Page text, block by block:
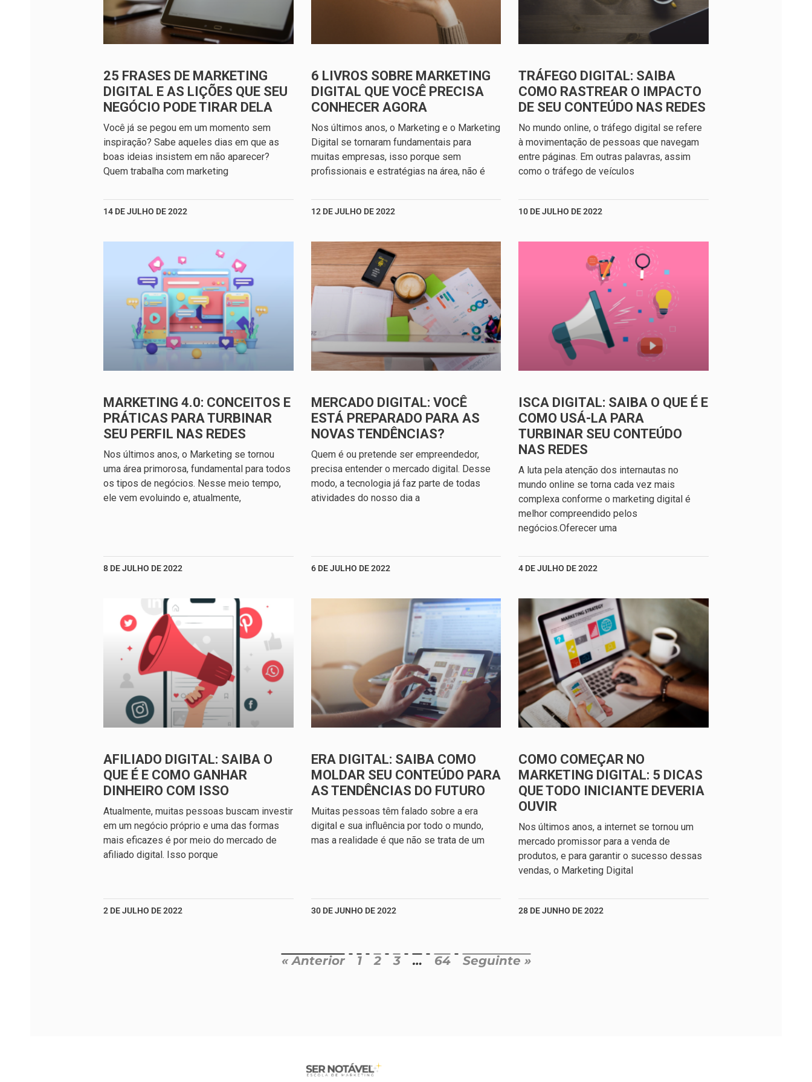
25 FRASES DE MARKETING
DIGITAL E AS LIÇÕES QUE SEU
NEGÓCIO PODE TIRAR DELA
Você já se pegou em um momento sem
inspiração? Sabe aqueles dias em que as
boas ideias insistem em não aparecer?
Quem trabalha com marketing
14 DE JULHO DE 2022
6 LIVROS SOBRE MARKETING
DIGITAL QUE VOCÊ PRECISA
CONHECER AGORA
Nos últimos anos, o Marketing e o Marketing
Digital se tornaram fundamentais para
muitas empresas, isso porque sem
profissionais e estratégias na área, não é
12 DE JULHO DE 2022
TRÁFEGO DIGITAL: SAIBA
COMO RASTREAR O IMPACTO
DE SEU CONTEÚDO NAS REDES
No mundo online, o tráfego digital se refere
à movimentação de pessoas que navegam
entre páginas. Em outras palavras, assim
como o tráfego de veículos
10 DE JULHO DE 2022
MARKETING 4.0: CONCEITOS E
PRÁTICAS PARA TURBINAR
SEU PERFIL NAS REDES
Nos últimos anos, o Marketing se tornou
uma área primorosa, fundamental para todos
os tipos de negócios. Nesse meio tempo,
ele vem evoluindo e, atualmente,
8 DE JULHO DE 2022
MERCADO DIGITAL: VOCÊ
ESTÁ PREPARADO PARA AS
NOVAS TENDÊNCIAS?
Quem é ou pretende ser empreendedor,
precisa entender o mercado digital. Desse
modo, a tecnologia já faz parte de todas
atividades do nosso dia a
6 DE JULHO DE 2022
ISCA DIGITAL: SAIBA O QUE É E
COMO USÁ-LA PARA
TURBINAR SEU CONTEÚDO
NAS REDES
A luta pela atenção dos internautas no
mundo online se torna cada vez mais
complexa conforme o marketing digital é
melhor compreendido pelos
negócios.Oferecer uma
4 DE JULHO DE 2022
AFILIADO DIGITAL: SAIBA O
QUE É E COMO GANHAR
DINHEIRO COM ISSO
Atualmente, muitas pessoas buscam investir
em um negócio próprio e uma das formas
mais eficazes é por meio do mercado de
afiliado digital. Isso porque
2 DE JULHO DE 2022
ERA DIGITAL: SAIBA COMO
MOLDAR SEU CONTEÚDO PARA
AS TENDÊNCIAS DO FUTURO
Muitas pessoas têm falado sobre a era
digital e sua influência por todo o mundo,
mas a realidade é que não se trata de um
30 DE JUNHO DE 2022
COMO COMEÇAR NO
MARKETING DIGITAL: 5 DICAS
QUE TODO INICIANTE DEVERIA
OUVIR
Nos últimos anos, a internet se tornou um
mercado promissor para a venda de
produtos, e para garantir o sucesso dessas
vendas, o Marketing Digital
28 DE JUNHO DE 2022
« Anterior 1 2 3 … 64 Seguinte »